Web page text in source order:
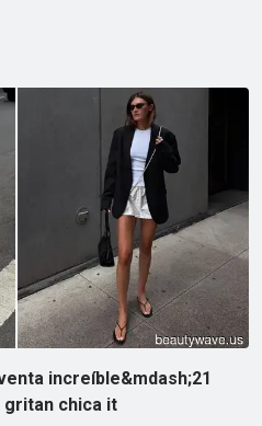
increíble&mdash;21
chica it